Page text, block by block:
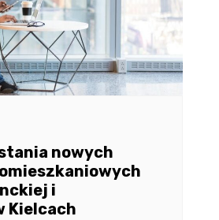
nowych
i
Kielcach